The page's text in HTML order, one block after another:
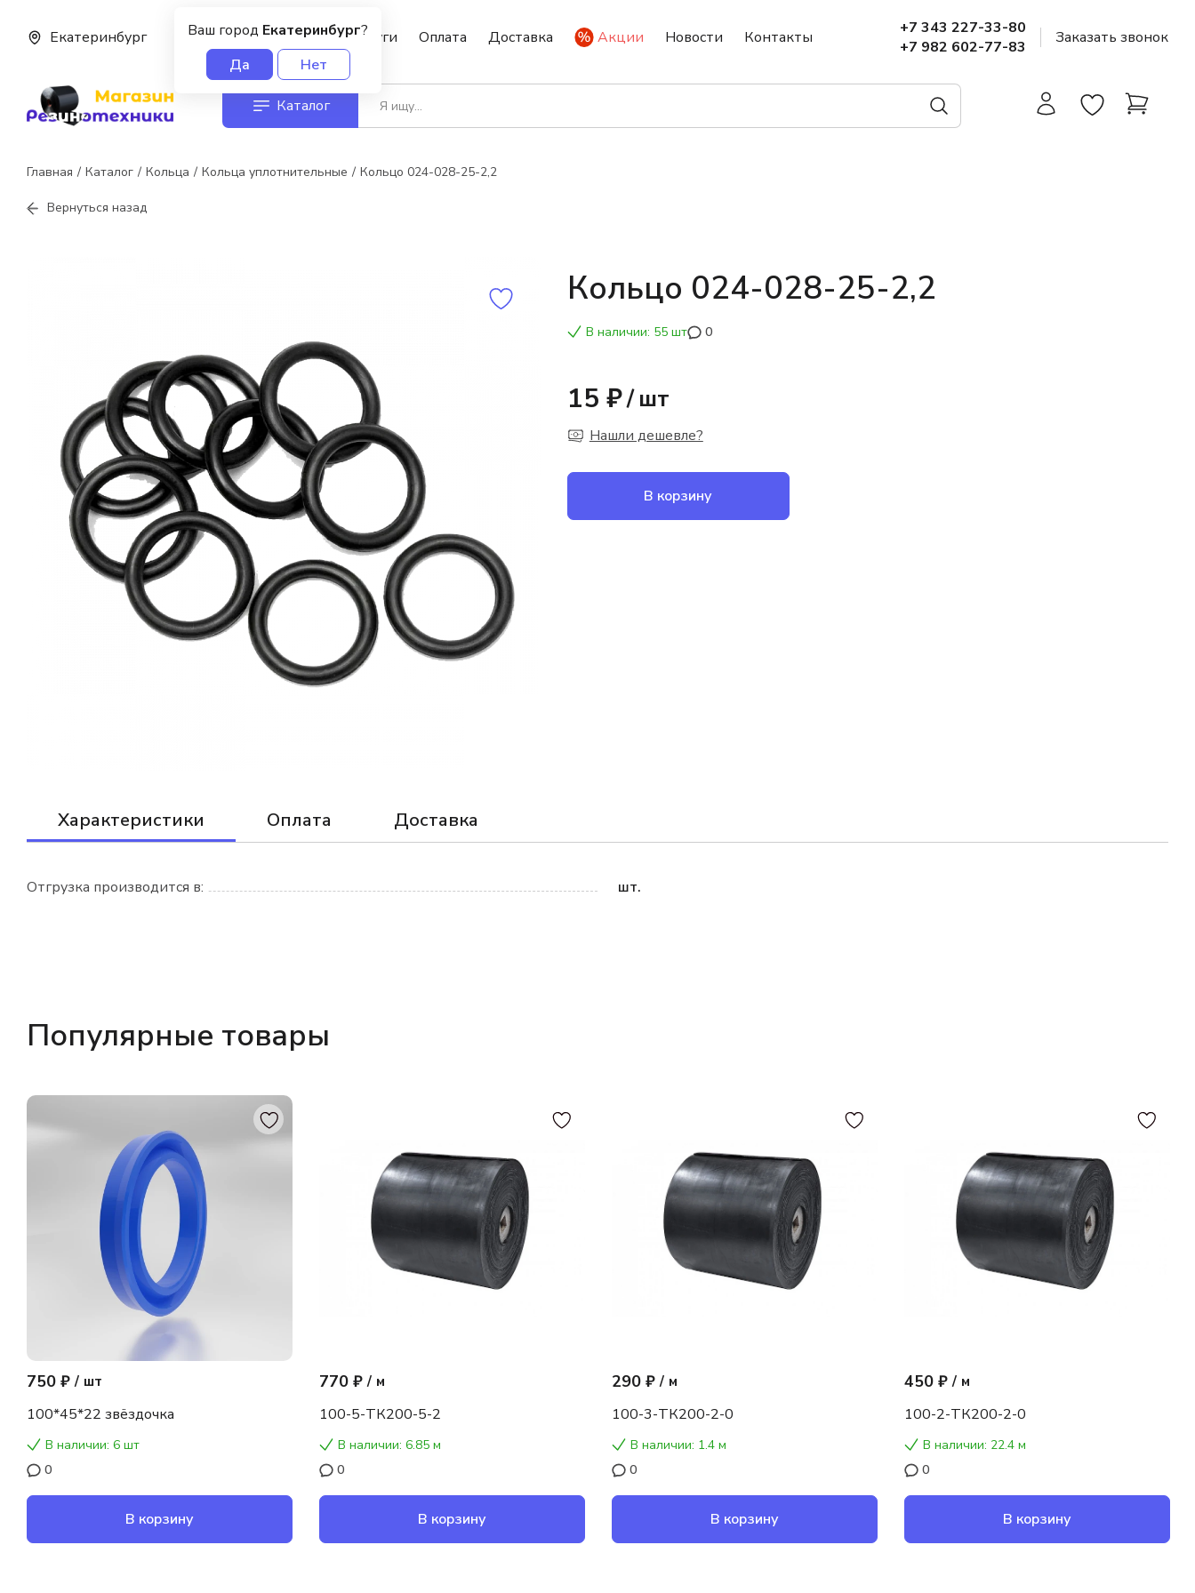
Ваш город Екатеринбург?
Да
Нет
Екатеринбург О нас Услуги Оплата Доставка Акции Новости Контакты
+7 343 227-33-80
+7 982 602-77-83
Заказать звонок
Каталог
Главная Каталог Кольца Кольца уплотнительные Кольцо 024-028-25-2,2
Вернуться назад
Кольцо 024-028-25-2,2
В наличии: 55 шт 0
15 ₽/ шт
Нашли дешевле?
В корзину
Характеристики Оплата Доставка
Отгрузка производится в: шт.
Популярные товары
750 ₽ / шт
100*45*22 звёздочка
В наличии: 6 шт
0
В корзину
770 ₽ / м
100-5-ТК200-5-2
В наличии: 6.85 м
0
В корзину
290 ₽ / м
100-3-ТК200-2-0
В наличии: 1.4 м
0
В корзину
450 ₽ / м
100-2-ТК200-2-0
В наличии: 22.4 м
0
В корзину